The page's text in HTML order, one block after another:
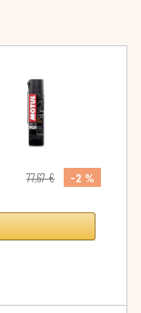
77,67 €
-2 %